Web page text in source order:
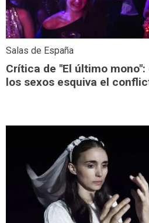
Salas de España
Crítica de "El último
los sexos esquiva el